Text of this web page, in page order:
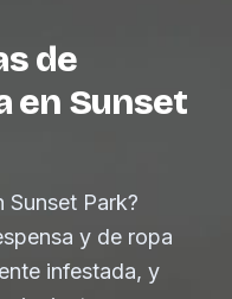
de
en Sunset
Sunset Park?
y de ropa
infestada, y